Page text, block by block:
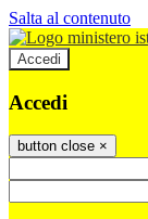
Salta al contenuto
Accedi
Accedi
button close ×